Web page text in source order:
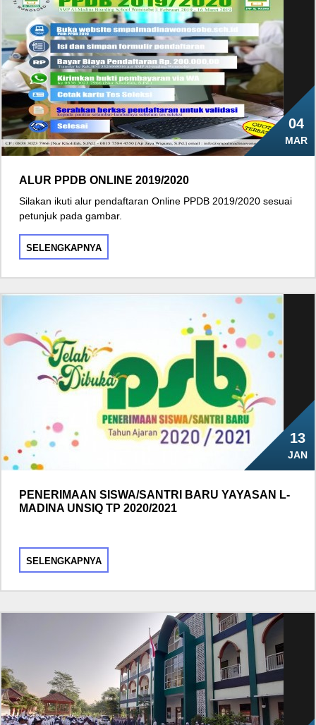
04
MAR
ALUR PPDB ONLINE 2019/2020
Silakan ikuti alur pendaftaran Online PPDB 2019/2020 sesuai
petunjuk pada gambar.
SELENGKAPNYA
13
JAN
PENERIMAAN SISWA/SANTRI BARU YAYASAN L-
MADINA UNSIQ TP 2020/2021
SELENGKAPNYA